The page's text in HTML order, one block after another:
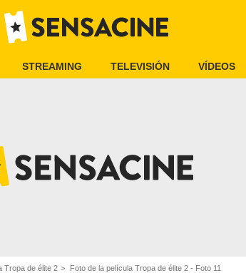
STREAMING TELEVISIÓN VÍDEOS
Tropa de élite 2 Foto de la película Tropa de élite 2 - Foto 11